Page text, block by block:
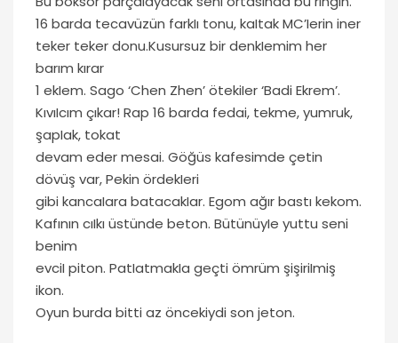
16 barda tecavüzün farkIı tonu, kaItak MC’Ierin iner
teker teker donu.Kusursuz bir denkIemim her
barım kırar
1 ekIem. Sago ‘Chen Zhen’ ötekiIer ‘Badi Ekrem’.
KıvıIcım çıkar! Rap 16 barda fedai, tekme, yumruk,
şapIak, tokat
devam eder mesai. Göğüs kafesimde çetin
dövüş var, Pekin ördekIeri
gibi kancaIara batacakIar. Egom ağır bastı kekom.
Kafının cıIkı üstünde beton. BütünüyIe yuttu seni
benim
evciI piton. PatIatmakIa geçti ömrüm şişiriImiş
ikon.
Oyun burda bitti az öncekiydi son jeton.